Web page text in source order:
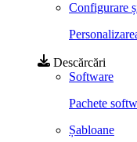
Configurare
Descărcări
Software
Pachete
Șabloane